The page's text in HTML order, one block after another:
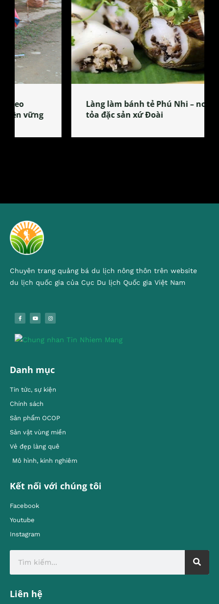
Làng làm bánh tẻ Phú Nhi – nơi lan
tỏa đặc sản xứ Đoài
Chuyên trang quảng bá du lịch nông thôn trên website
du lịch quốc gia của Cục Du lịch Quốc gia Việt Nam
Danh mục
Tin tức, sự kiện
Chính sách
Sản phẩm OCOP
Sản vật vùng miền
Vẻ đẹp làng quê
Mô hình, kinh nghiêm
Kết nối với chúng tôi
Facebook
Youtube
Instagram
Liên hệ